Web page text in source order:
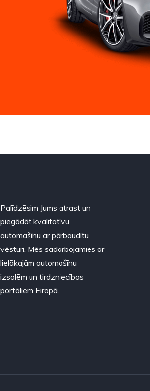
Palīdzēsim Jums atrast un
piegādāt kvalitatīvu
automašīnu ar pārbaudītu
vēsturi. Mēs sadarbojamies ar
lielākajām automašīnu
izsolēm un tirdzniecības
portāliem Eiropā.